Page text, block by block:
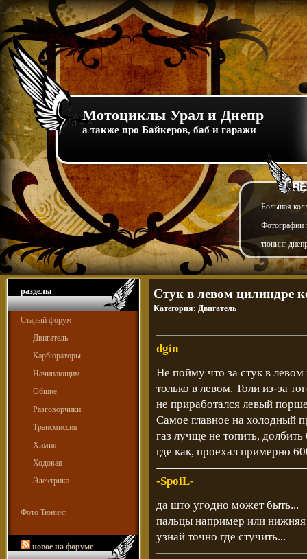
Мотоциклы Урал и Днепр
а также про Байкеров, баб и гаражи
Большая
Фотографии
тюнинг
разделы
Старый форум
Двигатель
Карбюраторы
Начинающим
Общие
Разговорчики
Трансмиссия
Химия
Ходовая
Электрика
Фото Тюнинг
новое на форуме
Стук в левом цилиндре
Категория: Двигатель
dgin
Не пойму что за стук в
только в левом. Толи из-за
не приработался левый
Самое главное на холодный
газ лучще не топить,
где как, проехал примерно
-SpoiL-
да што угодно может быть...
пальцы например или
узнай точно где стучить...